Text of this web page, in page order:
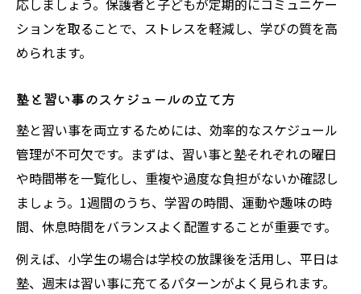
応しましょう。保護者と子どもが定期的にコミュニケー
ションを取ることで、ストレスを軽減し、学びの質を高
められます。
塾と習い事のスケジュールの立て方
塾と習い事を両立するためには、効率的なスケジュール
管理が不可欠です。まずは、習い事と塾それぞれの曜日
や時間帯を一覧化し、重複や過度な負担がないか確認し
ましょう。1週間のうち、学習の時間、運動や趣味の時
間、休息時間をバランスよく配置することが重要です。
例えば、小学生の場合は学校の放課後を活用し、平日は
塾、週末は習い事に充てるパターンがよく見られます。